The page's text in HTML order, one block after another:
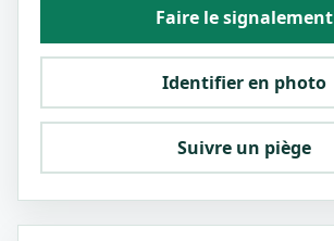
Faire le signalement
Identifier en photo
Suivre un piège